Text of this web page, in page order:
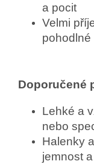
a pocit
Velmi
Doporučené
Lehké a
nebo
Halenky
jemnost